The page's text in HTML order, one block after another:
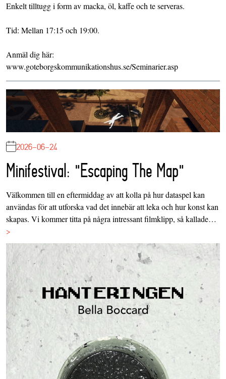
Enkelt tilltugg i form av macka, öl, kaffe och te serveras.
Tid: Mellan 17:15 och 19:00.
Anmäl dig här:
www.goteborgskommunikationshus.se/Seminarier.asp
2026-06-24
Minifestival: "Escaping The Map"
Välkommen till en eftermiddag av att kolla på hur dataspel kan
användas för att utforska vad det innebär att leka och hur konst kan
skapas. Vi kommer titta på några intressant filmklipp, så kallade…
>